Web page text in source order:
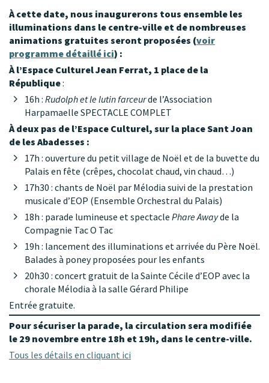
À cette date, nous inaugurerons tous ensemble les
illuminations dans le centre-ville et de nombreuses
animations gratuites seront proposées (voir
programme détaillé ici) :
À l’Espace Culturel Jean Ferrat, 1 place de la
République:
16h : Rudolph et le lutin farceurde l’Association
Harpamaelle SPECTACLE COMPLET
À deux pas de l’Espace Culturel, sur la place Sant Joan
de les Abadesses :
17h : ouverture du petit village de Noël et de la buvette du
Palais en fête (crêpes, chocolat chaud, vin chaud…)
17h30 : chants de Noël par Mélodia suivi de la prestation
musicale d’EOP (Ensemble Orchestral du Palais)
18h : parade lumineuse et spectacle Phare Awayde la
Compagnie Tac O Tac
19h : lancement des illuminations et arrivée du Père Noël.
Balades à poney proposées pour les enfants
20h30 : concert gratuit de la Sainte Cécile d’EOP avec la
chorale Mélodia à la salle Gérard Philipe
Entrée gratuite.
Pour sécuriser la parade, la circulation sera modifiée
le 29 novembre entre 18h et 19h, dans le centre-ville.
Tous les détails en cliquant ici